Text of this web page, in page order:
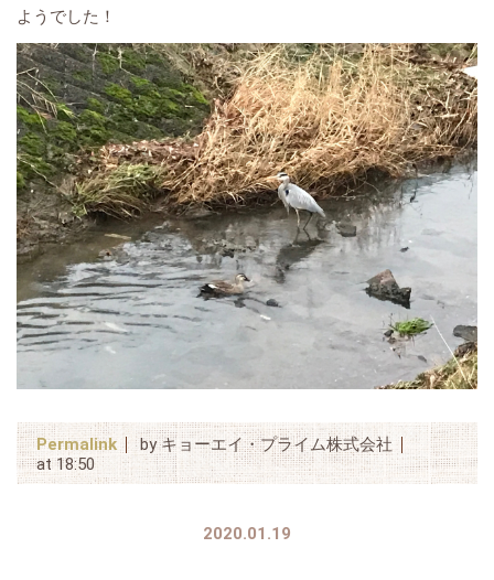
ようでした！
Permalink
by キョーエイ・プライム株式会社
at 18:50
2020.01.19